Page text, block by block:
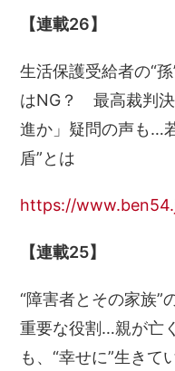
【連載26】
生活保護受給者の“
はNG？ 最高裁判決
進か」疑問の声も…
盾”とは
https://
【連載25】
“障害者とその家族”
重要な役割…親が亡
も、“幸せに”生きて